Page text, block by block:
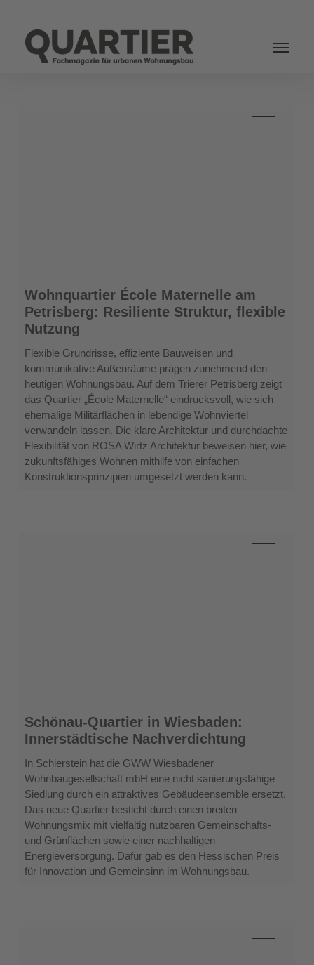
Wohnquartier
École
Maternelle
am
Petrisberg:
Struktur,
flexible
Nutzung
Wohnquartier École Maternelle am
Petrisberg: Resiliente Struktur, flexible
Nutzung
Flexible Grundrisse, effiziente Bauweisen und
kommunikative Außenräume prägen zunehmend den
heutigen Wohnungsbau. Auf dem Trierer Petrisberg zeigt
das Quartier „École Maternelle“ eindrucksvoll, wie sich
ehemalige Militärflächen in lebendige Wohnviertel
verwandeln lassen. Die klare Architektur und durchdachte
Flexibilität von ROSA Wirtz Architektur beweisen hier, wie
zukunftsfähiges Wohnen mithilfe von einfachen
Konstruktionsprinzipien umgesetzt werden kann.
Schönau-
Quartier
in
Wiesbaden:
Innerstädtische
Nachverdichtung
Schönau-Quartier in Wiesbaden:
Innerstädtische Nachverdichtung
In Schierstein hat die GWW Wiesbadener
Wohnbaugesellschaft mbH eine nicht sanierungsfähige
Siedlung durch ein attraktives Gebäudeensemble ersetzt.
Das neue Quartier besticht durch einen breiten
Wohnungsmix mit vielfältig nutzbaren Gemeinschafts-
und Grünflächen sowie einer nachhaltigen
Energieversorgung. Dafür gab es den Hessischen Preis
für Innovation und Gemeinsinn im Wohnungsbau.